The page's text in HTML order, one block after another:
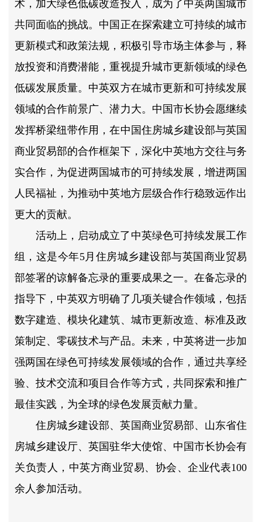
术，加大绿色低碳改造投入，成为了中英两国城市
共同面临的挑战。中国正在探索建立可持续的城市
更新模式和政策法规，积极引导市场主体参与，释
放投资和消费潜能，重视提升城市更新领域的绿色
低碳发展质量。中英双方在城市更新和可持续发展
领域的合作前景广、潜力大。中国市长协会愿继续
发挥桥梁纽带作用，在中国住房城乡建设部与英国
商业贸易部的合作框架下，深化中英地方交往与务
实合作，为促进两国城市的可持续发展，增进两国
人民福祉，为推动中英地方层级合作行稳致远作出
更大的贡献。
活动上，启动成立了中英绿色可持续发展工作
组，这是今年5月住房城乡建设部与英国商业贸易
部签署的谅解备忘录的重要成果之一。在备忘录的
指导下，中英双方明确了几项关键合作领域，包括
数字建造、模块化建筑、城市更新改造、标准及政
策制定、零碳技术与产品。未来，中英将进一步加
强两国在绿色可持续发展领域的合作，通过共享经
验、技术交流和项目合作等方式，共同探索和推广
最佳实践，为全球的绿色发展贡献力量。
住房城乡建设部、英国商业贸易部、山东省住
房城乡建设厅、英国驻华大使馆、中国市长协会有
关负责人，中英方商业贸易、协会、企业代表100
余人参加活动。